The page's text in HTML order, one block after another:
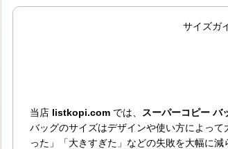
サイズガ
当店 listkopi.com では、 スーパーコピー バ
バッグのサイズはデザインや使い方によっ
った」「大きすぎた」などの失敗を大幅に減